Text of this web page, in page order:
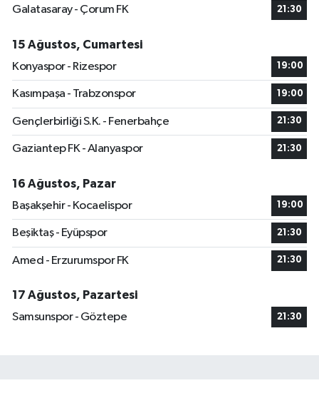
Galatasaray - Çorum FK
21:30
15 Ağustos, Cumartesi
Konyaspor - Rizespor
19:00
Kasımpaşa - Trabzonspor 19:00
Gençlerbirliği S.K. - Fenerbahçe 21:30
Gaziantep FK - Alanyaspor 21:30
16 Ağustos, Pazar
Başakşehir - Kocaelispor
19:00
Beşiktaş - Eyüpspor 21:30
Amed - Erzurumspor FK 21:30
17 Ağustos, Pazartesi
Samsunspor - Göztepe
21:30